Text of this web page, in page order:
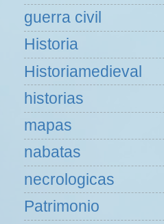
guerra civil
Historia
Historiamedieval
historias
mapas
nabatas
necrologicas
Patrimonio